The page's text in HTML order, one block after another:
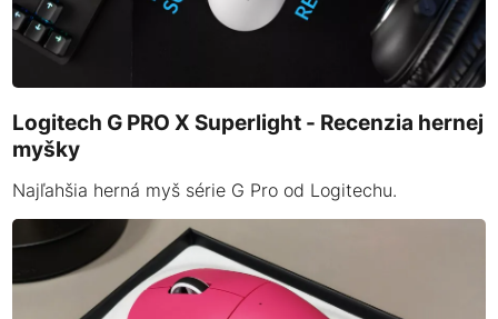
Logitech G PRO X Superlight - Recenzia hernej
myšky
Najľahšia herná myš série G Pro od Logitechu.